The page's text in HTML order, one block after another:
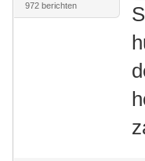
972 berichten